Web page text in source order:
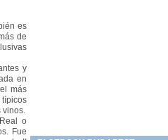
es
de
y
en
más
típicos
vinos.
o
Fue